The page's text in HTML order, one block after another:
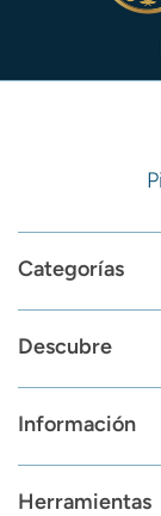
Categorías
Descubre
Información
Herramientas